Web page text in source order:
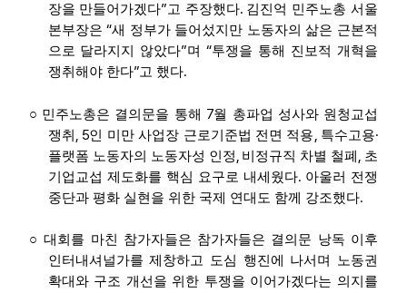
장을 만들어가겠다”고 주장했다. 김진억 민주노총 서울
본부장은“새 정부가 들어섰지만 노동자의 삶은 근본적
으로 달라지지 않았다”며 “투쟁을 통해 진보적 개혁을
쟁취해야 한다”고 했다.
○ 민주노총은 결의문을 통해 7월 총파업 성사와 원청교섭
쟁취 , 5인 미만 사업장 근로기준법 전면 적용, 특수고용·
플랫폼 노동자의 노동자성 인정, 비정규직 차별 철폐 , 초
기업교섭 제도화를 핵심 요구로 내세웠다. 아울러 전쟁
중단과 평화 실현을 위한 국제 연대도 함께 강조했다.
○대회를 마친 참가자들은 참가자들은 결의문 낭독 이후
인터내셔널가를 제창하고 도심 행진에 나서며 노동권
확대와 구조 개선을 위한 투쟁을 이어가겠다는 의지를